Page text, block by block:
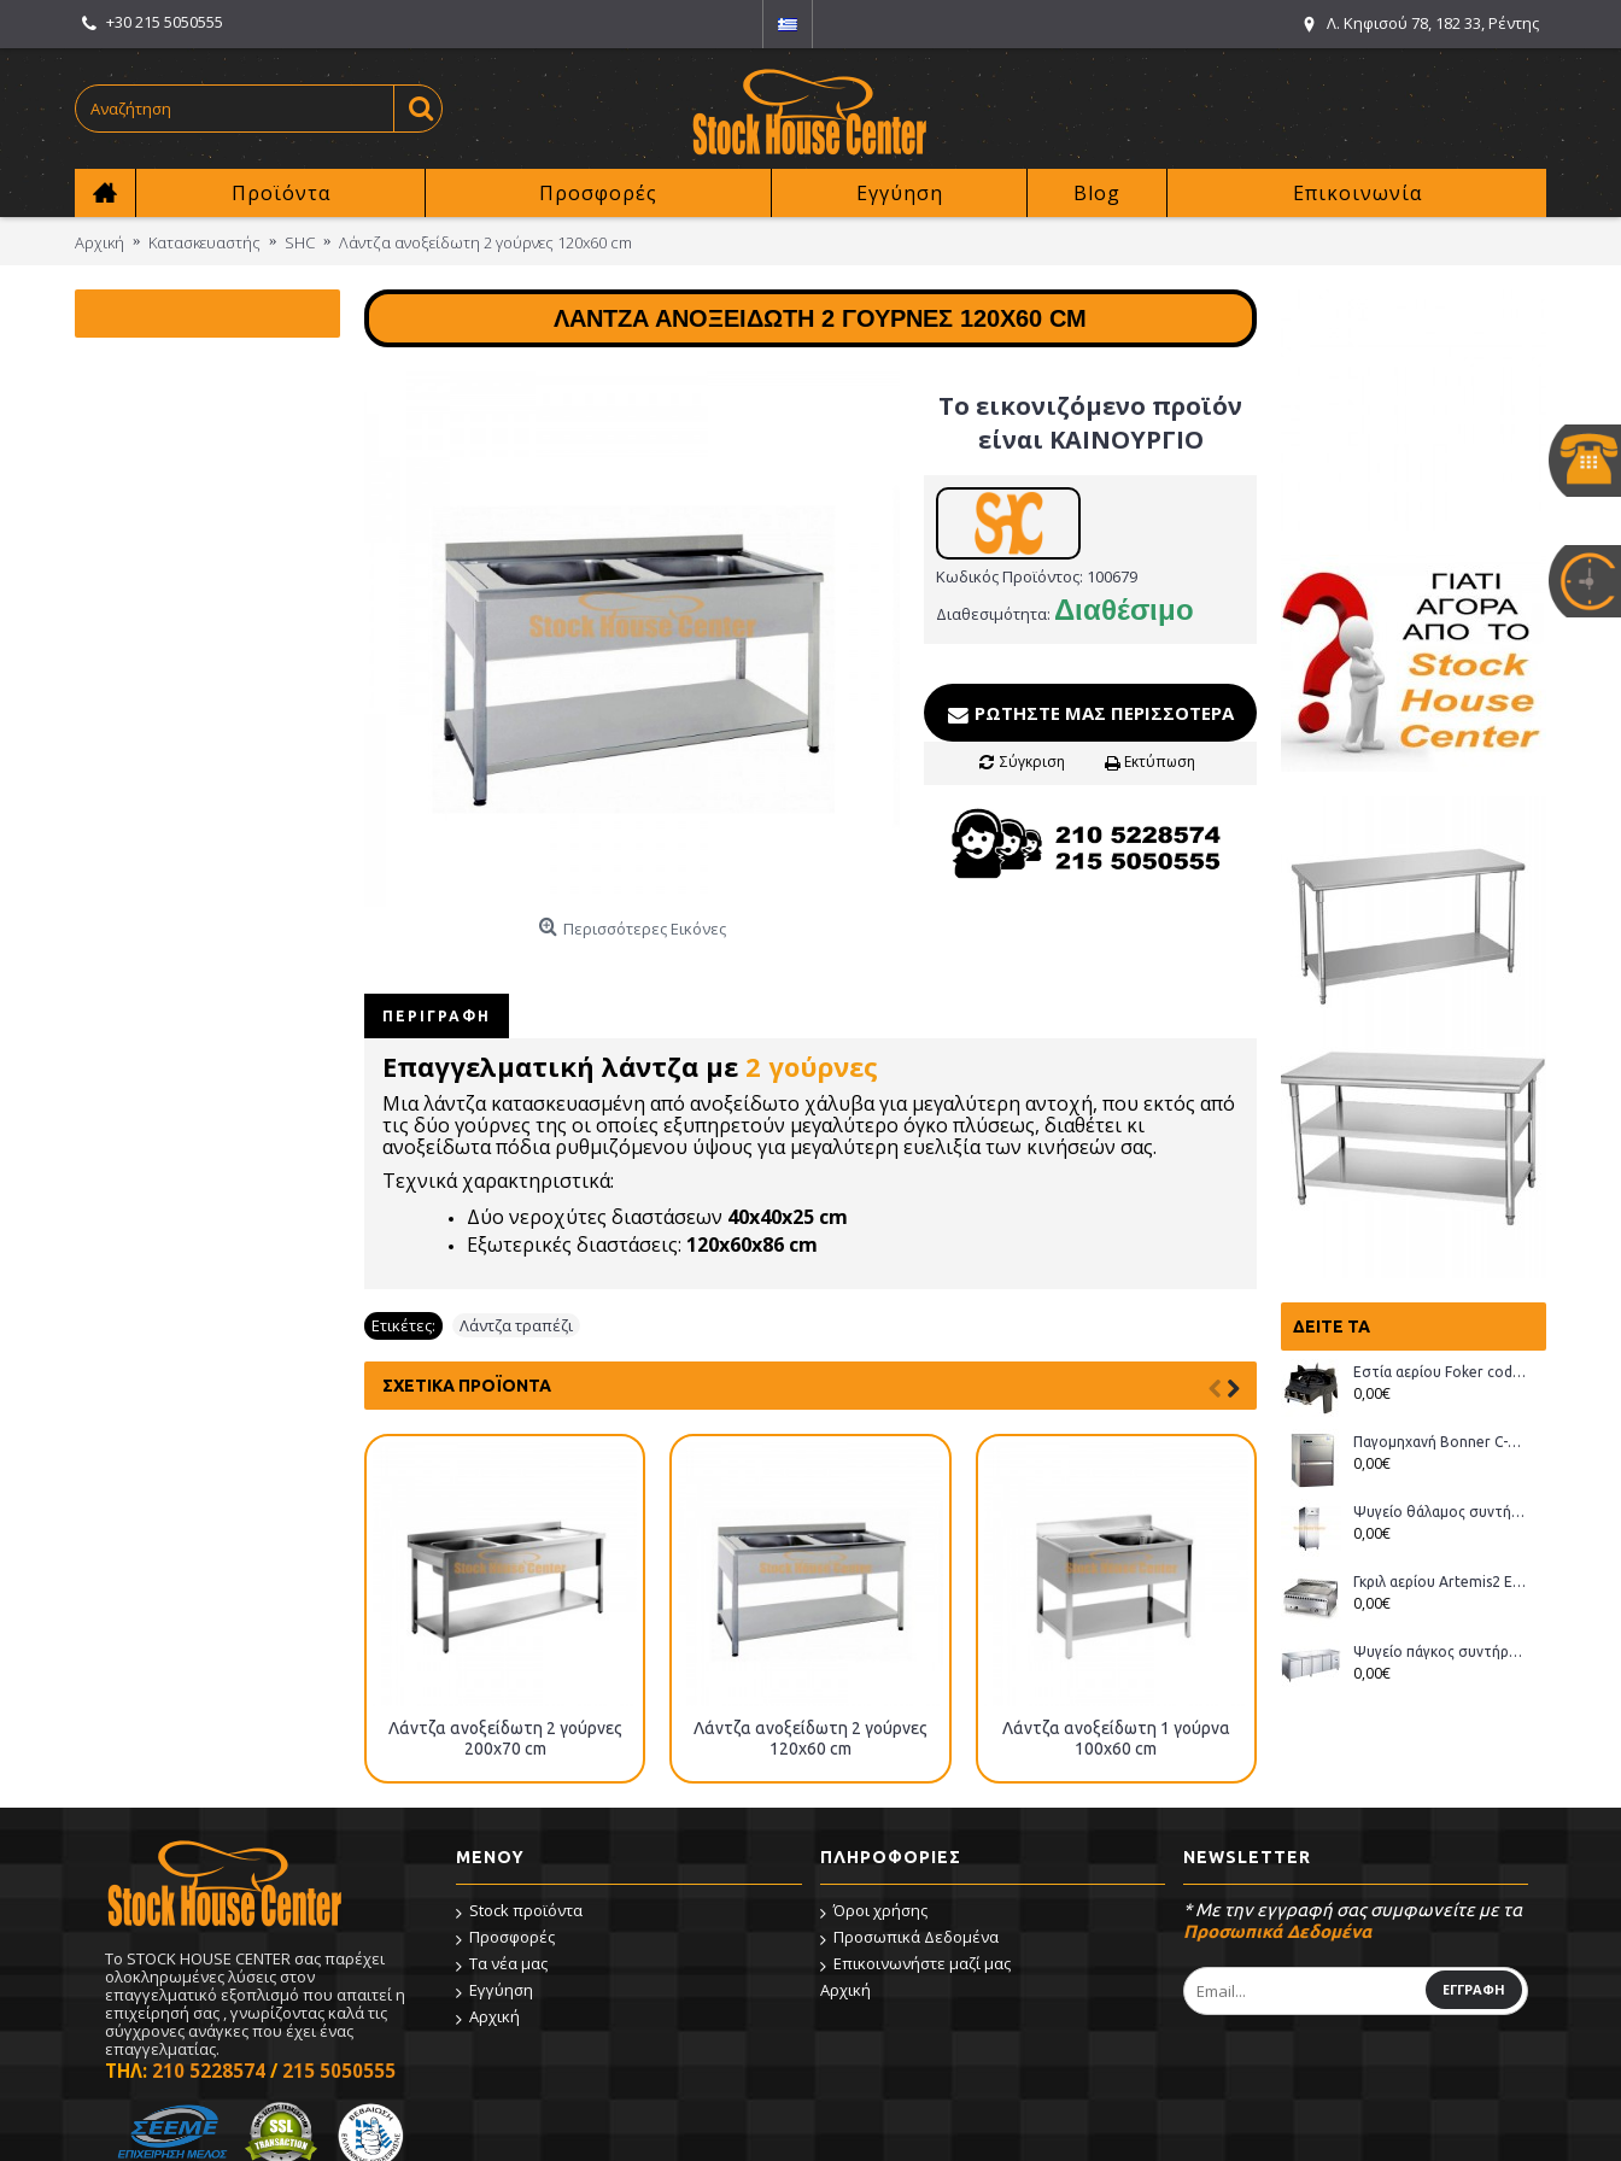
+30 215 5050555 Λ. Κηφισού 78, 182 33, Ρέντης
Προϊόντα Προσφορές Εγγύηση Blog Επικοινωνία
Αρχική Κατασκευαστής SHC Λάντζα ανοξείδωτη 2 γούρνες 120x60 cm
ΔΕΊΤΕ ΤΑ
Εστία αερίου Foker cod.03200 Wok
0,00€
Παγομηχανή Bonner C-70, Ανάδευσης (παγάκι με τρύπα)
0,00€
Ψυγείο θάλαμος συντήρηση Bonner GMT-70
0,00€
Γκριλ αερίου Artemis2 ECO
0,00€
Ψυγείο πάγκος συντήρηση Bonner GM-400 διάστ.223x70x86cm
0,00€
ΛΆΝΤΖΑ ΑΝΟΞΕΊΔΩΤΗ 2 ΓΟΎΡΝΕΣ 120X60 CM
Περισσότερες Εικόνες
Το εικονιζόμενο προϊόν
είναι ΚΑΙΝΟΥΡΓΙΟ
Κωδικός Προϊόντος: 100679
Διαθεσιμότητα: Διαθέσιμο
ΡΩΤΉΣΤΕ ΜΑΣ ΠΕΡΙΣΣΌΤΕΡΑ
Σύγκριση Εκτύπωση
ΠΕΡΙΓΡΑΦΉ
Επαγγελματική λάντζα με 2 γούρνες
Μια λάντζα κατασκευασμένη από ανοξείδωτο χάλυβα για μεγαλύτερη αντοχή, που εκτός από
τις δύο γούρνες της οι οποίες εξυπηρετούν μεγαλύτερο όγκο πλύσεως, διαθέτει κι
ανοξείδωτα πόδια ρυθμιζόμενου ύψους για μεγαλύτερη ευελιξία των κινήσεών σας.
Τεχνικά χαρακτηριστικά:
Δύο νεροχύτες διαστάσεων 40x40x25 cm
Εξωτερικές διαστάσεις: 120x60x86 cm
Ετικέτες: Λάντζα τραπέζι
ΣΧΕΤΙΚΆ ΠΡΟΪΌΝΤΑ
Λάντζα ανοξείδωτη 2 γούρνες
200x70 cm
Λάντζα ανοξείδωτη 2 γούρνες
120x60 cm
Λάντζα ανοξείδωτη 1 γούρνα
100x60 cm
To STOCK HOUSE CENTER σας παρέχει
ολοκληρωμένες λύσεις στον
επαγγελματικό εξοπλισμό που απαιτεί η
επιχείρησή σας , γνωρίζοντας καλά τις
σύγχρονες ανάγκες που έχει ένας
επαγγελματίας.
ΤΗΛ: 210 5228574 / 215 5050555
ΜΕΝΟΥ
Stock προϊόντα
Προσφορές
Τα νέα μας
Εγγύηση
Αρχική
ΠΛΗΡΟΦΟΡΊΕΣ
Όροι χρήσης
Προσωπικά Δεδομένα
Επικοινωνήστε μαζί μας
Αρχική
NEWSLETTER
* Με την εγγραφή σας συμφωνείτε με τα
Προσωπικά Δεδομένα
ΕΓΓΡΑΦΗ